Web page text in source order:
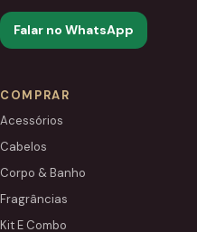
Falar no WhatsApp
COMPRAR
Acessórios
Cabelos
Corpo & Banho
Fragrâncias
Kit E Combo